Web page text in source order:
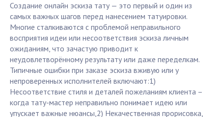
Создание онлайн эскиза тату — это первый и один из
самых важных шагов перед нанесением татуировки.
Многие сталкиваются с проблемой неправильного
восприятия идеи или несоответствия эскиза личным
ожиданиям, что зачастую приводит к
неудовлетворённому результату или даже переделкам.
Типичные ошибки при заказе эскиза вживую или у
непроверенных исполнителей включают:1)
Несоответствие стиля и деталей пожеланиям клиента –
когда тату-мастер неправильно понимает идею или
упускает важные нюансы,2) Некачественная прорисовка,